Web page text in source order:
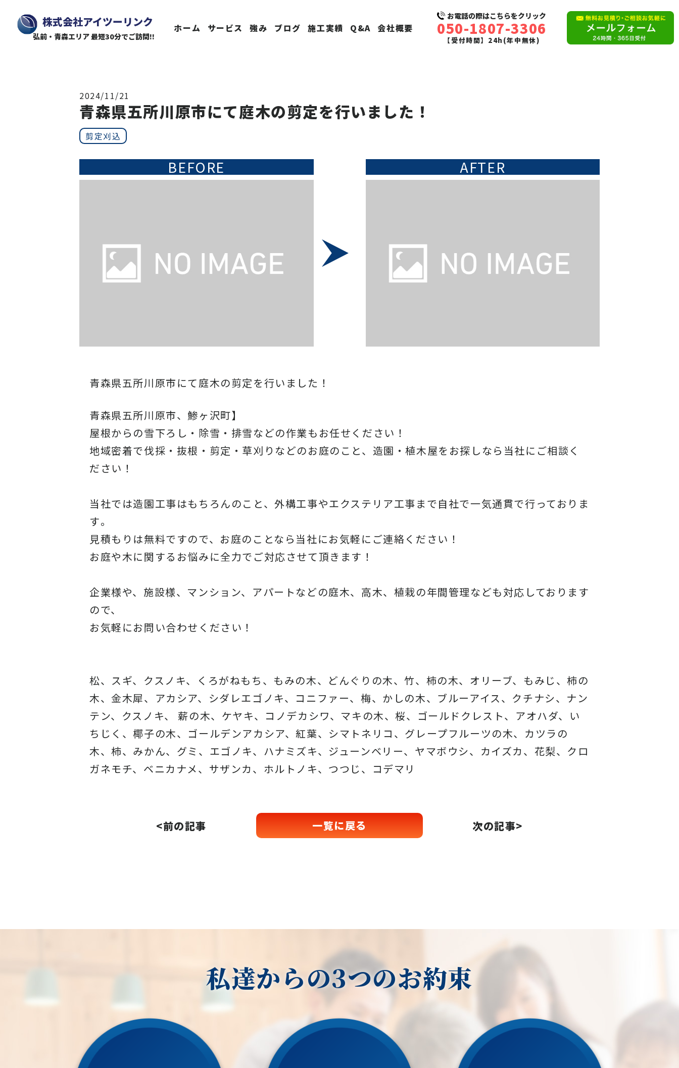
株式会社アイツーリンク
弘前・青森エリア 最短30分でご訪問!!
ホーム サービス 強み ブログ 施工実績 Q&A 会社概要
お電話の際はこちらをクリック
050-1807-3306
【受付時間】24h(年中無休)
2024/11/21
青森県五所川原市にて庭木の剪定を行いました！
剪定刈込
BEFORE AFTER
青森県五所川原市にて庭木の剪定を行いました！
青森県五所川原市、鯵ヶ沢町】
屋根からの雪下ろし・除雪・排雪などの作業もお任せください！
地域密着で伐採・抜根・剪定・草刈りなどのお庭のこと、造園・植木屋をお探しなら当社にご相談く
ださい！
当社では造園工事はもちろんのこと、外構工事やエクステリア工事まで自社で一気通貫で行っておりま
す。
見積もりは無料ですので、 お庭のことなら当社にお気軽にご連絡ください！
お庭や木に関するお悩みに全力でご対応させて頂きます！
企業様や、施設様、マンション、アパートなどの庭木、高木、 植栽の年間管理なども対応しております
ので、
お気軽にお問い合わせください！
松、スギ、クスノキ、くろがねもち、もみの木、どんぐりの木、竹、柿の木、オリーブ、もみじ、柿の
木、金木犀、アカシア、 シダレエゴノキ、コニファー、梅、かしの木、ブルーアイス、 クチナシ、ナン
テン、クスノキ、 薪の木、ケヤキ、コノデカシワ、マキの木、桜、
ゴールドクレスト、アオハダ、い
ちじく、椰子の木、 ゴールデンアカシア、紅葉、シマトネリコ、 グレープフルーツの木、カツラの
木、柿、みかん、グミ、 エゴノキ、ハナミズキ、ジューンベリー、ヤマボウシ、カイズカ、 花梨、クロ
ガネモチ、ベニカナメ、サザンカ、ホルトノキ、 つつじ、コデマリ
<前の記事 一覧に戻る 次の記事>
私達からの3つのお約束